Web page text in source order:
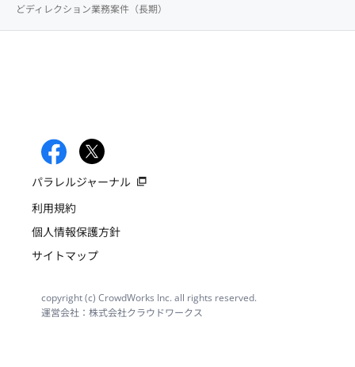
どディレクション業務案件（長期）
パラレルジャーナル
利用規約
個人情報保護方針
サイトマップ
copyright (c) CrowdWorks Inc. all rights reserved.
運営会社：株式会社クラウドワークス